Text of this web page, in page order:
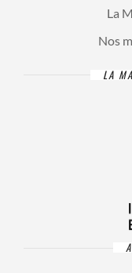
La
Nos
LA